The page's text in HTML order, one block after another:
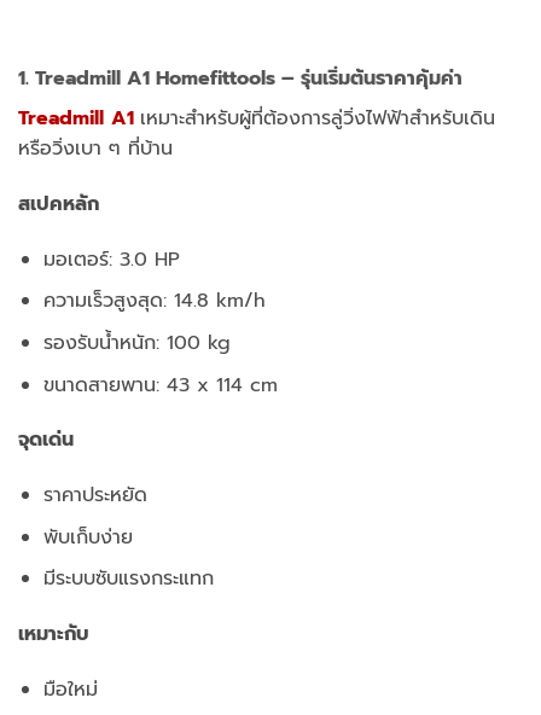
1. Treadmill A1 Homefittools – รุ่นเริ่มต้นราคาคุ้มค่า
Treadmill A1 เหมาะสำหรับผู้ที่ต้องการลู่วิ่งไฟฟ้าสำหรับเดิน
หรือวิ่งเบา ๆ ที่บ้าน
สเปคหลัก
มอเตอร์: 3.0 HP
ความเร็วสูงสุด: 14.8 km/h
รองรับน้ำหนัก: 100 kg
ขนาดสายพาน: 43 x 114 cm
จุดเด่น
ราคาประหยัด
พับเก็บง่าย
มีระบบซับแรงกระแทก
เหมาะกับ
มือใหม่